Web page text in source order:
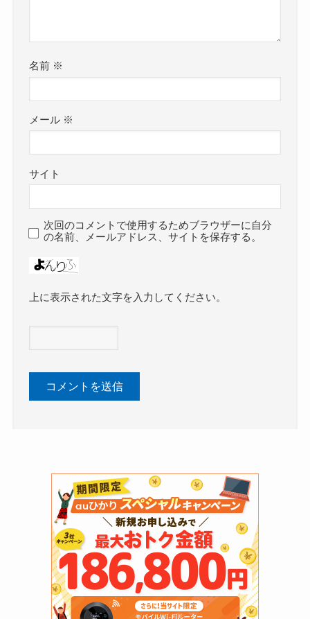
名前 ※
メール ※
サイト
次回のコメントで使用するためブラウザーに自分
の名前、メールアドレス、サイトを保存する。
上に表示された文字を入力してください。